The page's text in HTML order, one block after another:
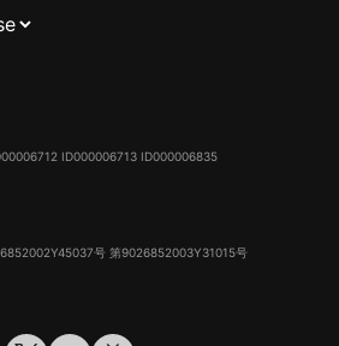
ID000006713 ID000006835
号 第9026852003Y31015号